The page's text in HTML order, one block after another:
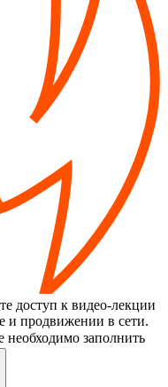
доступ к видео-лекции
и продвижении в сети.
необходимо заполнить